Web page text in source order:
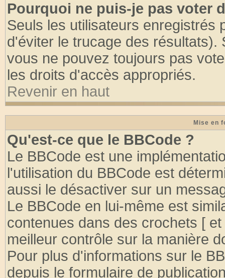
Pourquoi ne puis-je pas voter
Seuls les utilisateurs enregistrés
d'éviter le trucage des
vous ne pouvez toujours pas
les droits d'accès appropriés.
Revenir en haut
Mise en
Qu'est-ce que le BBCode ?
Le BBCode est une
l'utilisation du BBCode est
aussi le désactiver sur un
Le BBCode en lui-même est
contenues dans des crochets [
meilleur contrôle sur la manière
Pour plus d'informations sur le
depuis le formulaire de